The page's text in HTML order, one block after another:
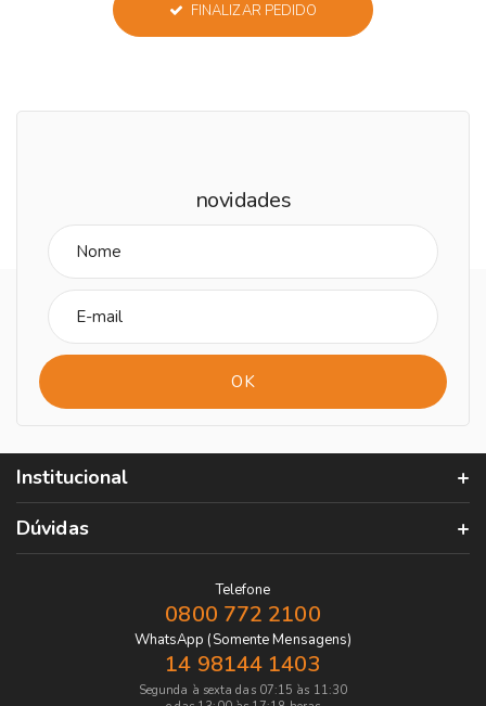
FINALIZAR PEDIDO
novidades
Institucional
Dúvidas
Telefone
0800 772 2100
WhatsApp (Somente Mensagens)
14 98144 1403
Segunda à sexta das 07:15 às 11:30